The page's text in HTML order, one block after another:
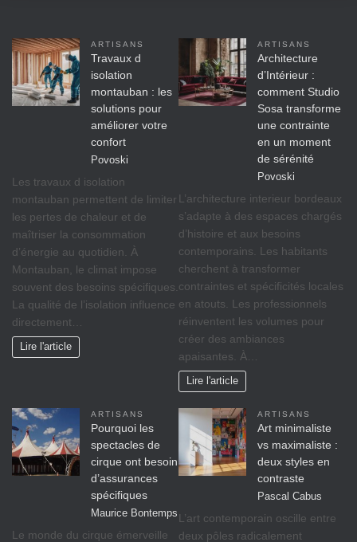
ARTISANS
Travaux d
isolation
montauban : les
solutions pour
améliorer votre
confort
Povoski
Les travaux d isolation
montauban permettent de limiter
les pertes de chaleur et de
maîtriser la consommation
d’énergie au quotidien. À
Montauban, le climat impose
souvent des besoins spécifiques.
La qualité de l’isolation influence
directement…
Lire l'article
ARTISANS
Architecture
d’Intérieur :
comment Studio
Sosa transforme
une contrainte
en un moment
de sérénité
Povoski
L’architecture interieur bordeaux
s’adapte à des espaces chargés
d’histoire et aux besoins
contemporains. Les habitants
cherchent à transformer
contraintes et spécificités locales
en atouts. Les professionnels
réinventent les volumes pour
créer des ambiances
apaisantes. À…
Lire l'article
ARTISANS
Pourquoi les
spectacles de
cirque ont besoin
d’assurances
spécifiques
Maurice Bontemps
Le monde du cirque émerveille
ARTISANS
Art minimaliste
vs maximaliste :
deux styles en
contraste
Pascal Cabus
L’art contemporain oscille entre
deux pôles radicalement